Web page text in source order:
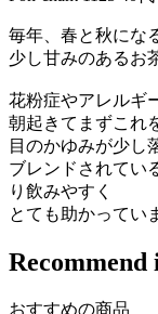
毎年、春と秋にな
少し甘みのあるお
花粉症やアレルギ
朝起きてまずこれ
目のかゆみが少し
ブレンドされてい
り飲みやすく
とても助かってい
Recommend
おすすめの商品